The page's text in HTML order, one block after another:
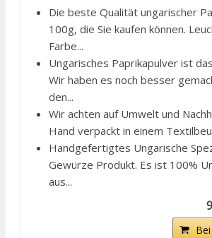
Die beste Qualität ungarischer
100g, die Sie kaufen können.
Farbe...
Ungarisches Paprikapulver ist
Wir haben es noch besser
den...
Wir achten auf Umwelt und
Hand verpackt in einem
Handgefertigtes Ungarische
Gewürze Produkt. Es ist 100%
aus...